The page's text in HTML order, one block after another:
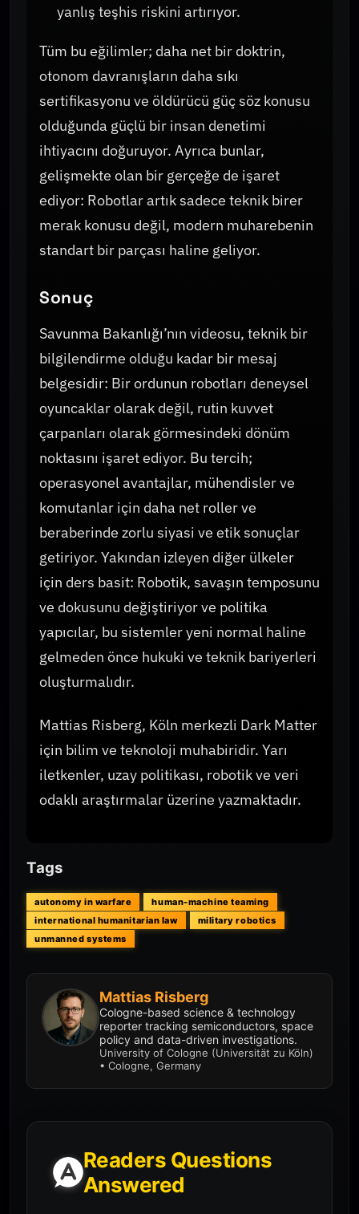
yanlış teşhis riskini artırıyor.
Tüm bu eğilimler; daha net bir doktrin,
otonom davranışların daha sıkı
sertifikasyonu ve öldürücü güç söz konusu
olduğunda güçlü bir insan denetimi
ihtiyacını doğuruyor. Ayrıca bunlar,
gelişmekte olan bir gerçeğe de işaret
ediyor: Robotlar artık sadece teknik birer
merak konusu değil, modern muharebenin
standart bir parçası haline geliyor.
Sonuç
Savunma Bakanlığı’nın videosu, teknik bir
bilgilendirme olduğu kadar bir mesaj
belgesidir: Bir ordunun robotları deneysel
oyuncaklar olarak değil, rutin kuvvet
çarpanları olarak görmesindeki dönüm
noktasını işaret ediyor. Bu tercih;
operasyonel avantajlar, mühendisler ve
komutanlar için daha net roller ve
beraberinde zorlu siyasi ve etik sonuçlar
getiriyor. Yakından izleyen diğer ülkeler
için ders basit: Robotik, savaşın temposunu
ve dokusunu değiştiriyor ve politika
yapıcılar, bu sistemler yeni normal haline
gelmeden önce hukuki ve teknik bariyerleri
oluşturmalıdır.
Mattias Risberg, Köln merkezli Dark Matter
için bilim ve teknoloji muhabiridir. Yarı
iletkenler, uzay politikası, robotik ve veri
odaklı araştırmalar üzerine yazmaktadır.
Tags
autonomy in warfare
human-machine teaming
international humanitarian law
military robotics
unmanned systems
Mattias Risberg
Cologne-based science & technology
reporter tracking semiconductors, space
policy and data-driven investigations.
University of Cologne (Universität zu Köln)
• Cologne, Germany
Readers Questions
Answered